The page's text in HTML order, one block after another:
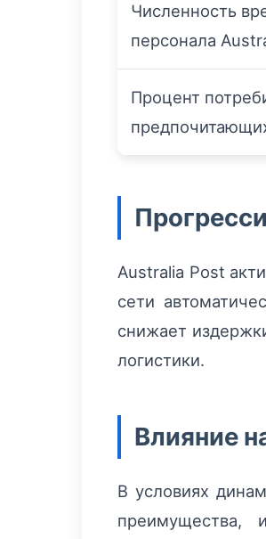
Численность
персонала
Процент
Australia Post
сети
снижает
логистики.
Влияние
В условиях
преимущества,